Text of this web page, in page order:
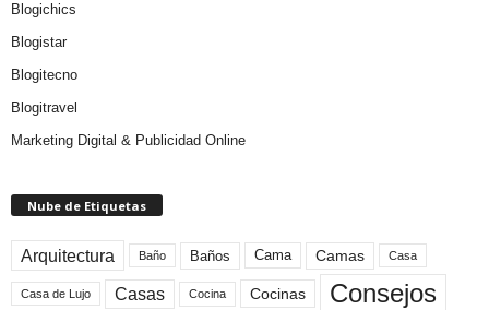
Blogichics
Blogistar
Blogitecno
Blogitravel
Marketing Digital & Publicidad Online
Nube de Etiquetas
Arquitectura Baño Baños Cama Camas Casa
Casa de Lujo Casas Cocina Cocinas Consejos